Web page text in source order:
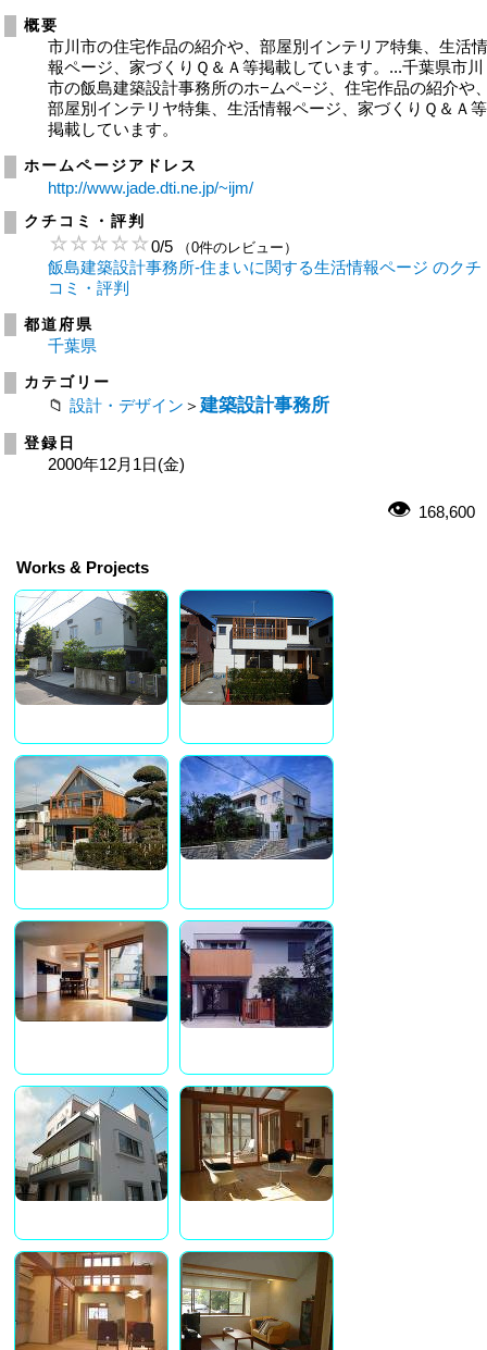
概要
市川市の住宅作品の紹介や、部屋別インテリア特集、生活
報ページ、家づくりＱ＆Ａ等掲載しています。...千葉県市川
市の飯島建築設計事務所のホ−ムペ−ジ、住宅作品の紹介や
部屋別インテリヤ特集、生活情報ページ、家づくりＱ＆Ａ等
掲載しています。
ホームページアドレス
http://www.jade.dti.ne.jp/~ijm/
クチコミ・評判
0/5 （0件のレビュー）
飯島建築設計事務所-住まいに関する生活情報ページ のクチ
コミ・評判
都道府県
千葉県
カテゴリー
設計・デザイン ＞ 建築設計事務所
登録日
2000年12月1日(金)
168,600
Works & Projects